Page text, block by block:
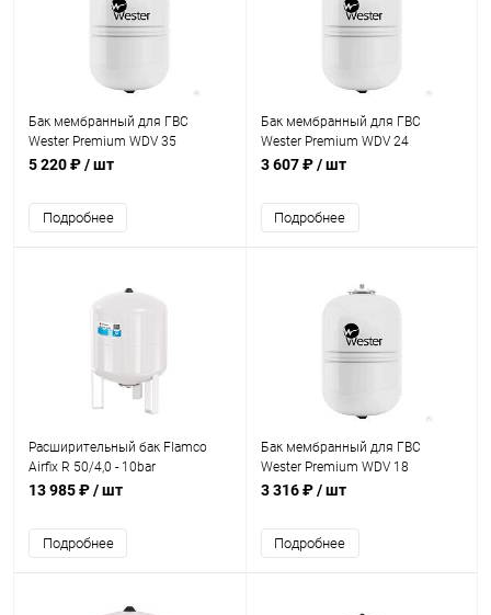
Бак мембранный для ГВС
Wester Premium WDV 35
5 220 ₽/ шт
Подробнее
Бак мембранный для ГВС
Wester Premium WDV 24
3 607 ₽/ шт
Подробнее
Расширительный бак Flamco
Airfix R 50/4,0 - 10bar
13 985 ₽/ шт
Подробнее
Бак мембранный для ГВС
Wester Premium WDV 18
3 316 ₽/ шт
Подробнее